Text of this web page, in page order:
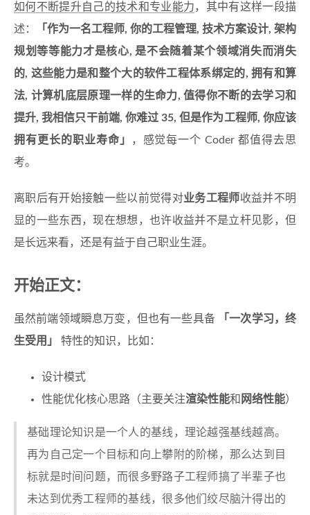
如何不断提升自己的技术和专业能力，其中有这样一段描
述：
「作为一名工程师, 你的工程管理, 技术方案设计, 架构
规划等等能力才是核心, 是不会随着某个领域消失而消失
的, 这些能力是和整个大的软件工程体系绑定的, 拥有和算
法, 计算机底层原理一样的生命力, 值得你不断的去学习和
提升, 我相信只干前端, 你难过 35, 但是作为工程师, 你应该
拥有更长的职业寿命」
，感觉每一个 Coder 都值得去思
考。
离职后有开始接触一些以前觉得对业务工程师收益并不明
显的一些东西，现在想想，也许收益并不是立杆见影，但
是长远来看，还是有益于自己职业生涯。
开始正文：
虽然前端领域瞬息万变，但也有一些具备
「一次学习，终
生受用」
特性的知识，比如：
设计模式
性能优化核心思路（主要关注渲染性能和 网络性能）
基础理论知识是一个人的基线，理论越强基线越高。
再为自己定一个目标和向上攀附的阶梯，那么达到目
标就是时间问题，而很多野路子工程师搞了半辈子也
未达到优秀工程师的基线，很多他们绞尽脑汁得出的